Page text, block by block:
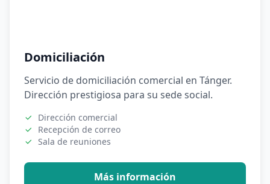
Domiciliación
Servicio de domiciliación comercial en Tánger.
Dirección prestigiosa para su sede social.
Dirección comercial
Recepción de correo
Sala de reuniones
Más información